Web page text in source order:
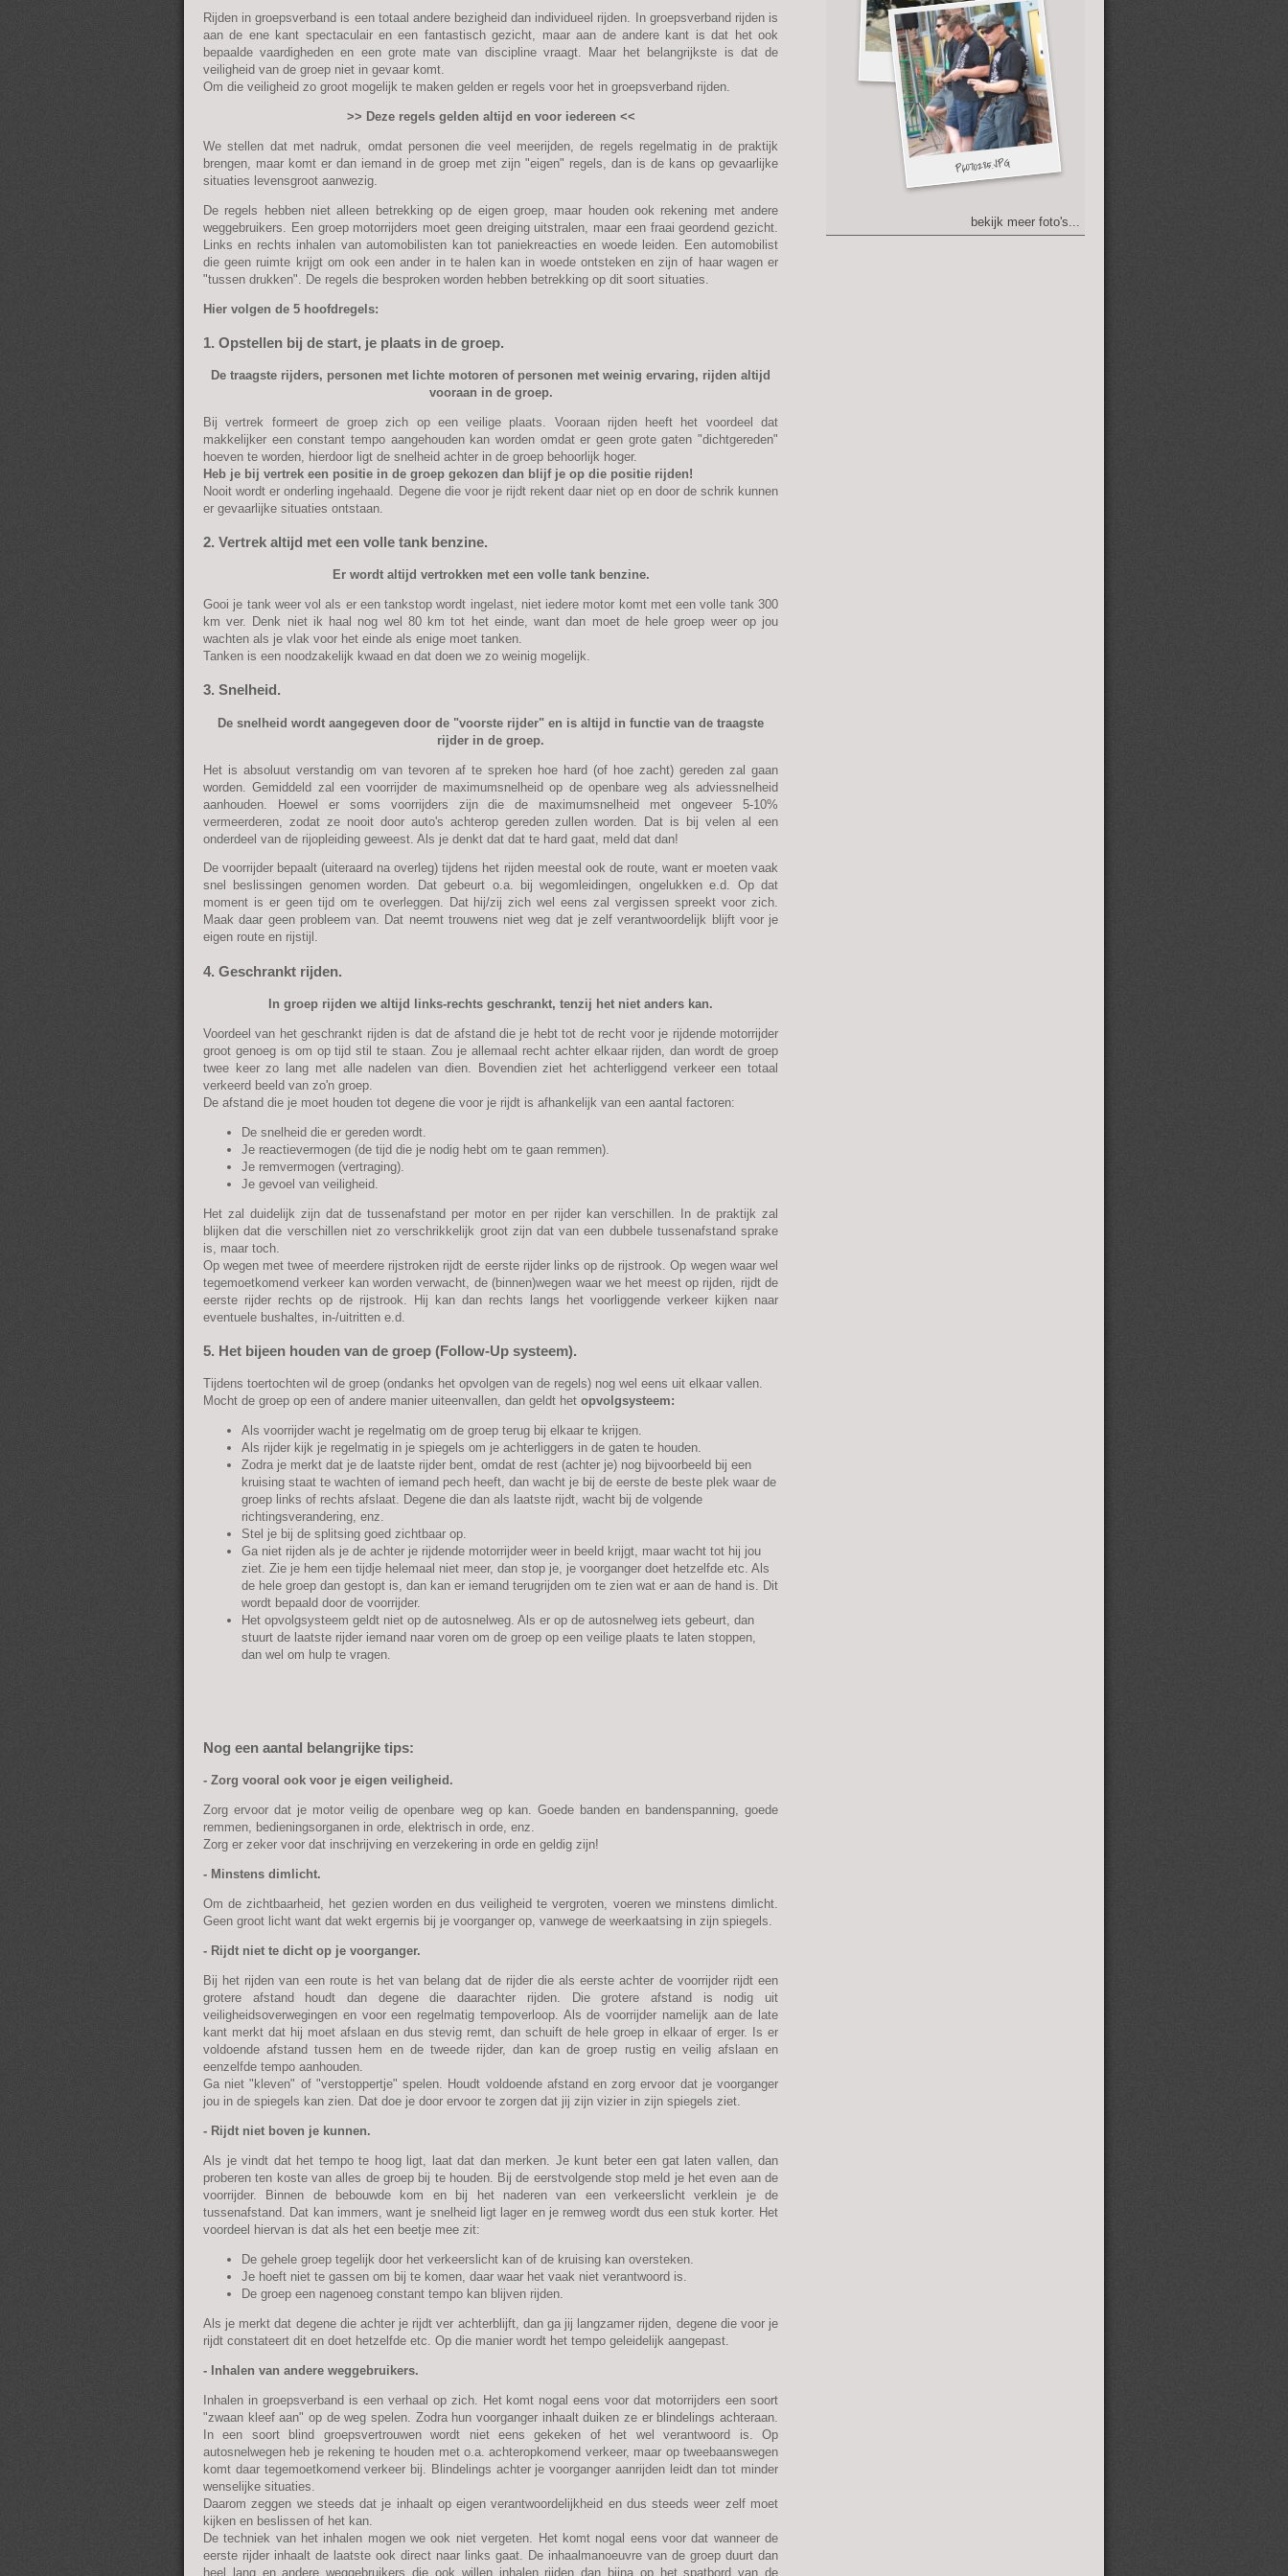
Rijden in groepsverband is een totaal andere bezigheid dan individueel rijden. In groepsverband rijden is
aan de ene kant spectaculair en een fantastisch gezicht, maar aan de andere kant is dat het ook
bepaalde vaardigheden en een grote mate van discipline vraagt. Maar het belangrijkste is dat de
veiligheid van de groep niet in gevaar komt.
Om die veiligheid zo groot mogelijk te maken gelden er regels voor het in groepsverband rijden.
>> Deze regels gelden altijd en voor iedereen <<
We stellen dat met nadruk, omdat personen die veel meerijden, de regels regelmatig in de praktijk
brengen, maar komt er dan iemand in de groep met zijn "eigen" regels, dan is de kans op gevaarlijke
situaties levensgroot aanwezig.
De regels hebben niet alleen betrekking op de eigen groep, maar houden ook rekening met andere
weggebruikers. Een groep motorrijders moet geen dreiging uitstralen, maar een fraai geordend gezicht.
Links en rechts inhalen van automobilisten kan tot paniekreacties en woede leiden. Een automobilist
die geen ruimte krijgt om ook een ander in te halen kan in woede ontsteken en zijn of haar wagen er
"tussen drukken". De regels die besproken worden hebben betrekking op dit soort situaties.
Hier volgen de 5 hoofdregels:
1. Opstellen bij de start, je plaats in de groep.
De traagste rijders, personen met lichte motoren of personen met weinig ervaring, rijden altijd
vooraan in de groep.
Bij vertrek formeert de groep zich op een veilige plaats. Vooraan rijden heeft het voordeel dat
makkelijker een constant tempo aangehouden kan worden omdat er geen grote gaten "dichtgereden"
hoeven te worden, hierdoor ligt de snelheid achter in de groep behoorlijk hoger.
Heb je bij vertrek een positie in de groep gekozen dan blijf je op die positie rijden!
Nooit wordt er onderling ingehaald. Degene die voor je rijdt rekent daar niet op en door de schrik kunnen
er gevaarlijke situaties ontstaan.
2. Vertrek altijd met een volle tank benzine.
Er wordt altijd vertrokken met een volle tank benzine.
Gooi je tank weer vol als er een tankstop wordt ingelast, niet iedere motor komt met een volle tank 300
km ver. Denk niet ik haal nog wel 80 km tot het einde, want dan moet de hele groep weer op jou
wachten als je vlak voor het einde als enige moet tanken.
Tanken is een noodzakelijk kwaad en dat doen we zo weinig mogelijk.
3. Snelheid.
De snelheid wordt aangegeven door de "voorste rijder" en is altijd in functie van de traagste
rijder in de groep.
Het is absoluut verstandig om van tevoren af te spreken hoe hard (of hoe zacht) gereden zal gaan
worden. Gemiddeld zal een voorrijder de maximumsnelheid op de openbare weg als adviessnelheid
aanhouden. Hoewel er soms voorrijders zijn die de maximumsnelheid met ongeveer 5-10%
vermeerderen, zodat ze nooit door auto's achterop gereden zullen worden. Dat is bij velen al een
onderdeel van de rijopleiding geweest. Als je denkt dat dat te hard gaat, meld dat dan!
De voorrijder bepaalt (uiteraard na overleg) tijdens het rijden meestal ook de route, want er moeten vaak
snel beslissingen genomen worden. Dat gebeurt o.a. bij wegomleidingen, ongelukken e.d. Op dat
moment is er geen tijd om te overleggen. Dat hij/zij zich wel eens zal vergissen spreekt voor zich.
Maak daar geen probleem van. Dat neemt trouwens niet weg dat je zelf verantwoordelijk blijft voor je
eigen route en rijstijl.
4. Geschrankt rijden.
In groep rijden we altijd links-rechts geschrankt, tenzij het niet anders kan.
Voordeel van het geschrankt rijden is dat de afstand die je hebt tot de recht voor je rijdende motorrijder
groot genoeg is om op tijd stil te staan. Zou je allemaal recht achter elkaar rijden, dan wordt de groep
twee keer zo lang met alle nadelen van dien. Bovendien ziet het achterliggend verkeer een totaal
verkeerd beeld van zo'n groep.
De afstand die je moet houden tot degene die voor je rijdt is afhankelijk van een aantal factoren:
De snelheid die er gereden wordt.
Je reactievermogen (de tijd die je nodig hebt om te gaan remmen).
Je remvermogen (vertraging).
Je gevoel van veiligheid.
Het zal duidelijk zijn dat de tussenafstand per motor en per rijder kan verschillen. In de praktijk zal
blijken dat die verschillen niet zo verschrikkelijk groot zijn dat van een dubbele tussenafstand sprake
is, maar toch.
Op wegen met twee of meerdere rijstroken rijdt de eerste rijder links op de rijstrook. Op wegen waar wel
tegemoetkomend verkeer kan worden verwacht, de (binnen)wegen waar we het meest op rijden, rijdt de
eerste rijder rechts op de rijstrook. Hij kan dan rechts langs het voorliggende verkeer kijken naar
eventuele bushaltes, in-/uitritten e.d.
5. Het bijeen houden van de groep (Follow-Up systeem).
Tijdens toertochten wil de groep (ondanks het opvolgen van de regels) nog wel eens uit elkaar vallen.
Mocht de groep op een of andere manier uiteenvallen, dan geldt het opvolgsysteem:
Als voorrijder wacht je regelmatig om de groep terug bij elkaar te krijgen.
Als rijder kijk je regelmatig in je spiegels om je achterliggers in de gaten te houden.
Zodra je merkt dat je de laatste rijder bent, omdat de rest (achter je) nog bijvoorbeeld bij een
kruising staat te wachten of iemand pech heeft, dan wacht je bij de eerste de beste plek waar de
groep links of rechts afslaat. Degene die dan als laatste rijdt, wacht bij de volgende
richtingsverandering, enz.
Stel je bij de splitsing goed zichtbaar op.
Ga niet rijden als je de achter je rijdende motorrijder weer in beeld krijgt, maar wacht tot hij jou
ziet. Zie je hem een tijdje helemaal niet meer, dan stop je, je voorganger doet hetzelfde etc. Als
de hele groep dan gestopt is, dan kan er iemand terugrijden om te zien wat er aan de hand is. Dit
wordt bepaald door de voorrijder.
Het opvolgsysteem geldt niet op de autosnelweg. Als er op de autosnelweg iets gebeurt, dan
stuurt de laatste rijder iemand naar voren om de groep op een veilige plaats te laten stoppen,
dan wel om hulp te vragen.
Nog een aantal belangrijke tips:
- Zorg vooral ook voor je eigen veiligheid.
Zorg ervoor dat je motor veilig de openbare weg op kan. Goede banden en bandenspanning, goede
remmen, bedieningsorganen in orde, elektrisch in orde, enz.
Zorg er zeker voor dat inschrijving en verzekering in orde en geldig zijn!
- Minstens dimlicht.
Om de zichtbaarheid, het gezien worden en dus veiligheid te vergroten, voeren we minstens dimlicht.
Geen groot licht want dat wekt ergernis bij je voorganger op, vanwege de weerkaatsing in zijn spiegels.
- Rijdt niet te dicht op je voorganger.
Bij het rijden van een route is het van belang dat de rijder die als eerste achter de voorrijder rijdt een
grotere afstand houdt dan degene die daarachter rijden. Die grotere afstand is nodig uit
veiligheidsoverwegingen en voor een regelmatig tempoverloop. Als de voorrijder namelijk aan de late
kant merkt dat hij moet afslaan en dus stevig remt, dan schuift de hele groep in elkaar of erger. Is er
voldoende afstand tussen hem en de tweede rijder, dan kan de groep rustig en veilig afslaan en
eenzelfde tempo aanhouden.
Ga niet "kleven" of "verstoppertje" spelen. Houdt voldoende afstand en zorg ervoor dat je voorganger
jou in de spiegels kan zien. Dat doe je door ervoor te zorgen dat jij zijn vizier in zijn spiegels ziet.
- Rijdt niet boven je kunnen.
Als je vindt dat het tempo te hoog ligt, laat dat dan merken. Je kunt beter een gat laten vallen, dan
proberen ten koste van alles de groep bij te houden. Bij de eerstvolgende stop meld je het even aan de
voorrijder. Binnen de bebouwde kom en bij het naderen van een verkeerslicht verklein je de
tussenafstand. Dat kan immers, want je snelheid ligt lager en je remweg wordt dus een stuk korter. Het
voordeel hiervan is dat als het een beetje mee zit:
De gehele groep tegelijk door het verkeerslicht kan of de kruising kan oversteken.
Je hoeft niet te gassen om bij te komen, daar waar het vaak niet verantwoord is.
De groep een nagenoeg constant tempo kan blijven rijden.
Als je merkt dat degene die achter je rijdt ver achterblijft, dan ga jij langzamer rijden, degene die voor je
rijdt constateert dit en doet hetzelfde etc. Op die manier wordt het tempo geleidelijk aangepast.
- Inhalen van andere weggebruikers.
Inhalen in groepsverband is een verhaal op zich. Het komt nogal eens voor dat motorrijders een soort
"zwaan kleef aan" op de weg spelen. Zodra hun voorganger inhaalt duiken ze er blindelings achteraan.
In een soort blind groepsvertrouwen wordt niet eens gekeken of het wel verantwoord is. Op
autosnelwegen heb je rekening te houden met o.a. achteropkomend verkeer, maar op tweebaanswegen
komt daar tegemoetkomend verkeer bij. Blindelings achter je voorganger aanrijden leidt dan tot minder
wenselijke situaties.
Daarom zeggen we steeds dat je inhaalt op eigen verantwoordelijkheid en dus steeds weer zelf moet
kijken en beslissen of het kan.
De techniek van het inhalen mogen we ook niet vergeten. Het komt nogal eens voor dat wanneer de
eerste rijder inhaalt de laatste ook direct naar links gaat. De inhaalmanoeuvre van de groep duurt dan
heel lang en andere weggebruikers die ook willen inhalen rijden dan bijna op het spatbord van de
bekijk meer foto's...